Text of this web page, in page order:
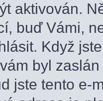
aktivován.
buď Vámi,
Když
byl
jste tento e-